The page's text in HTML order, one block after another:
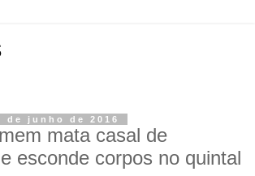
junho de 2016
mata casal de
esconde corpos no quintal